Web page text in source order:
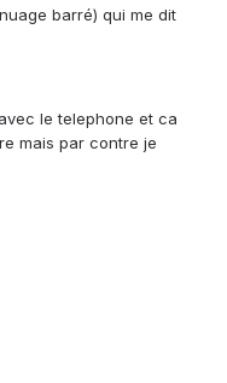
barré) qui me dit
le telephone et ca
mais par contre je